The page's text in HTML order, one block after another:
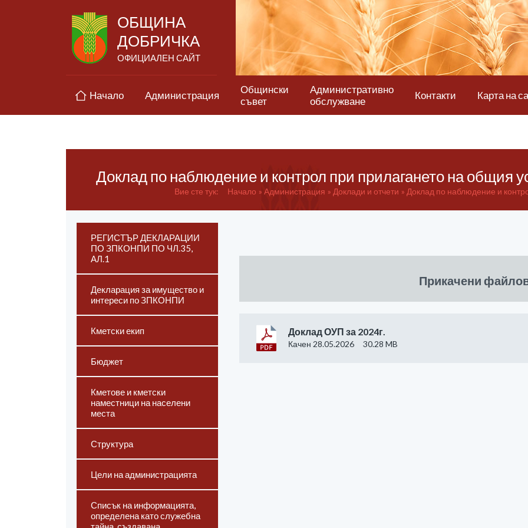
ОБЩИНА
ДОБРИЧКА
ОФИЦИАЛЕН САЙТ
Начало Администрация
Общински
съвет
Административно
обслужване
Контакти Карта на
Доклад по наблюдение и контрол при прилагането на общия
Вие сте тук: Начало Администрация Доклади и отчети Доклад по наблюдение и
РЕГИСТЪР ДЕКЛАРАЦИИ
ПО ЗПКОНПИ ПО ЧЛ.35,
АЛ.1
Декларация за имущество и
интереси по ЗПКОНПИ
Кметски екип
Бюджет
Кметове и кметски
наместници на населени
места
Структура
Цели на администрацията
Списък на информацията,
определена като служебна
Прикачени
Доклад ОУП за 2024г.
Качен 28.05.2026 30.28 MB